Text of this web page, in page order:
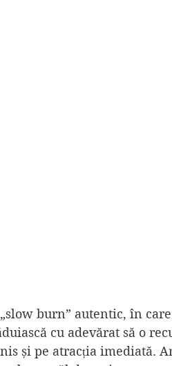
burn” autentic, în
cu adevărat să o
și pe atracția imediată.